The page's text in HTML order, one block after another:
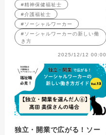
#精神保健福祉士
#介護福祉士
#ソーシャルワーカー
#ソーシャルワーカーの新しい働
き方
2025/12/12 00:00
独立・開業で広がる！ソー